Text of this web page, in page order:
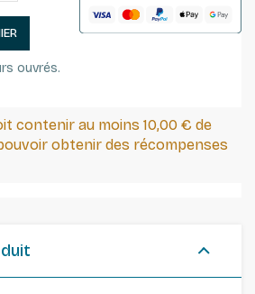
ouvrés.
contenir au moins 10,00 € de
obtenir des récompenses